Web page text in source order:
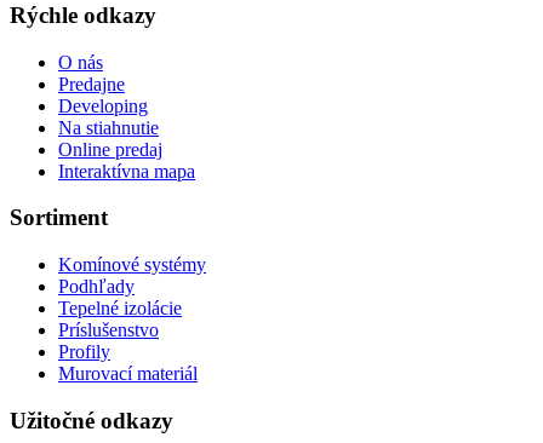
Rýchle odkazy
O nás
Predajne
Developing
Na stiahnutie
Online predaj
Interaktívna mapa
Sortiment
Komínové systémy
Podhľady
Tepelné izolácie
Príslušenstvo
Profily
Murovací materiál
Užitočné odkazy